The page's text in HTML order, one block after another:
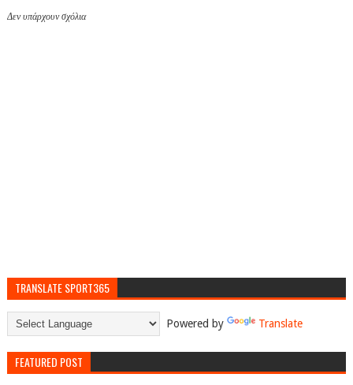
Δεν υπάρχουν σχόλια
TRANSLATE SPORT365
Powered by Translate
FEATURED POST